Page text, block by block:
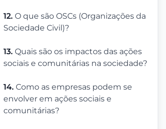
12. O que são OSCs (Organizações da
Sociedade Civil)?
13. Quais são os impactos das ações
sociais e comunitárias na sociedade?
14. Como as empresas podem se
envolver em ações sociais e
comunitárias?